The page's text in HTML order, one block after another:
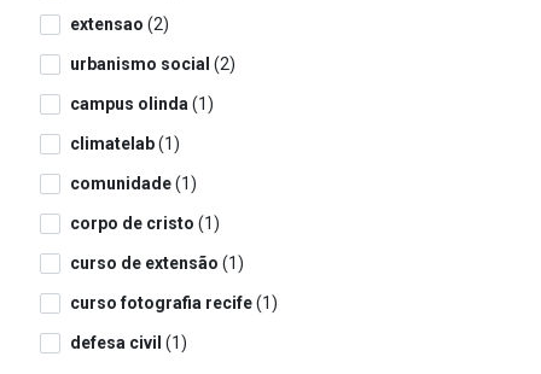
extensao (2)
urbanismo social (2)
campus olinda (1)
climatelab(1)
comunidade(1)
corpo de cristo (1)
curso de extensão (1)
curso fotografia recife(1)
defesa civil (1)